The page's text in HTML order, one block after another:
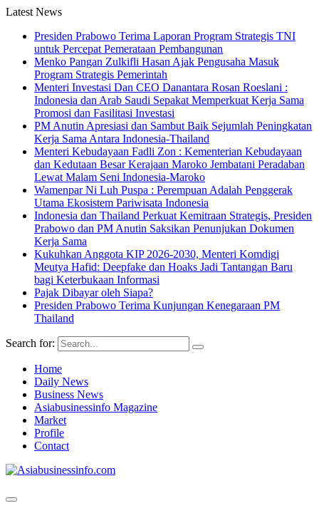
Latest News
Presiden Prabowo Terima Laporan Program Strategis TNI
untuk Percepat Pemerataan Pembangunan
Menko Pangan Zulkifli Hasan Ajak Pengusaha Masuk
Program Strategis Pemerintah
Menteri Investasi Dan CEO Danantara Rosan Roeslani :
Indonesia dan Arab Saudi Sepakat Memperkuat Kerja Sama
Promosi dan Fasilitasi Investasi
PM Anutin Apresiasi dan Sambut Baik Sejumlah Peningkatan
Kerja Sama Antara Indonesia-Thailand
Menteri Kebudayaan Fadli Zon : Kementerian Kebudayaan
dan Kedutaan Besar Kerajaan Maroko Jembatani Peradaban
Lewat Malam Seni Indonesia-Maroko
Wamenpar Ni Luh Puspa : Perempuan Adalah Penggerak
Utama Ekosistem Pariwisata Indonesia
Indonesia dan Thailand Perkuat Kemitraan Strategis, Presiden
Prabowo dan PM Anutin Saksikan Penunjukan Dokumen
Kerja Sama
Kukuhkan Anggota KIP 2026-2030, Menteri Komdigi
Meutya Hafid: Deepfake dan Hoaks Jadi Tantangan Baru
bagi Keterbukaan Informasi
Pajak Dibayar oleh Siapa?
Presiden Prabowo Terima Kunjungan Kenegaraan PM
Thailand
Search for:
Home
Daily News
Business News
Asiabusinessinfo Magazine
Market
Profile
Contact